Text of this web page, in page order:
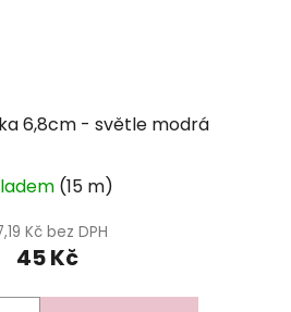
6,8cm - světle modrá
(15 m)
Kč bez DPH
45 Kč